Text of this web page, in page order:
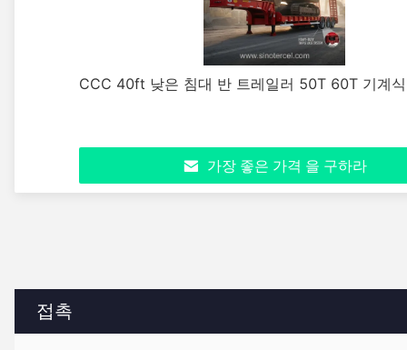
접촉
CCC 40ft 낮은 침대 반 트레일러 50T 60T 기계
가장 좋은 가격 을 구하라